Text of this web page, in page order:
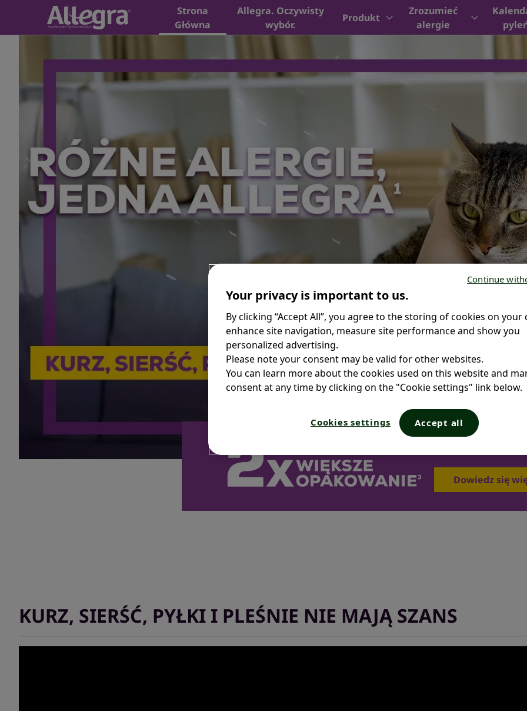
Strona
Główna
Allegra. Oczywisty
wybór.
Produkt
Zrozumieć
alergie
Dowiedz się
KURZ, SIERŚĆ, PYŁKI I PLEŚNIE NIE MAJĄ SZANS
Your privacy is important to us.
By clicking “Accept All”, you agree to the storing of cookies on your
enhance site navigation, measure site performance and show you
personalized advertising.
Please note your consent may be valid for other websites.
You can learn more about the cookies used on this website and
consent at any time by clicking on the "Cookie settings" link below.
Cookies settings Accept all
Continue